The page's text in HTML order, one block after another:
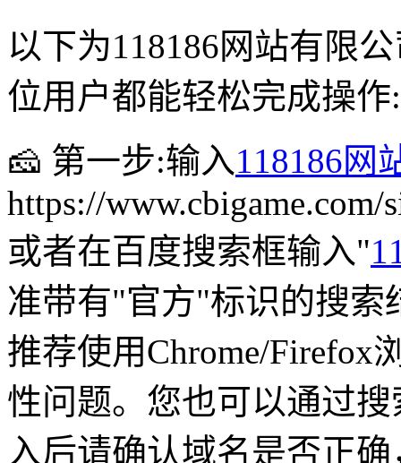
以下为118186网站有限
位用户都能轻松完成操作:
🧀 第一步:输入118186网
https://
或者在百度搜索框输入"
准带有"官方"标识的搜索
推荐使用Chrome/Firefox
性问题。您也可以通过
入后请确认域名是否正